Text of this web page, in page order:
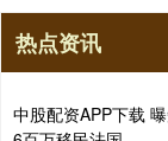
热点资讯
中股配资APP下载